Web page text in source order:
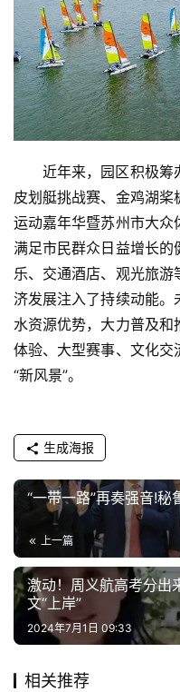
能
源
近年来，园区积极筹
皮划艇挑战赛、金鸡湖
运动嘉年华暨苏州市大
满足市民群众日益增长
乐、交通酒店、观光旅
济发展注入了持续动能。
水资源优势，大力普及
体验、大型赛事、文化
“新风景”。
生成海报
“一带一路”再奏强音!
上一篇
激动！周义航高考分出
文“上岸”
2024年7月1日 09:33
相关推荐